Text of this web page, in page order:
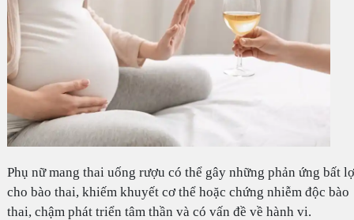
Phụ nữ mang thai uống rượu có thể gây những phản ứng bất
cho bào thai, khiếm khuyết cơ thể hoặc chứng nhiễm độc bào
thai, chậm phát triển tâm thần và có vấn đề về hành vi.